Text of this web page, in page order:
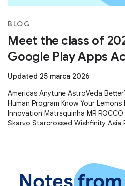
BLOG
Meet the class of
Google Play Apps
Updated 25 marca 2026
Americas Anytune AstroVeda
Human Program Know Your
Innovation Matraquinha MR ROCCO
Skarvo Starcrossed Wishfinity Asia